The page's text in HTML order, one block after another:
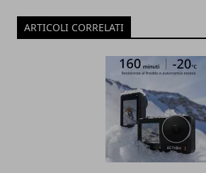
ARTICOLI CORRELATI